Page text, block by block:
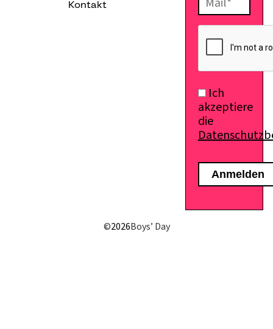
Kontakt
Ich
akzeptiere
die
©2026Boys’ Day